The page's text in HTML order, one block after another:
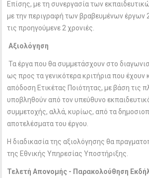
Επίσης, με τη συνεργασία των
με την περιγραφή των βραβευμένων έργων
τις προηγούμενε 2 χρονιές.
Αξιολόγηση
Τα έργα που θα συμμετάσχουν στο
ως προς τα γενικότερα κριτήρια που έχουν
απόδοση Ετικέτας Ποιότητας, με βάση τις
υποβληθούν από τον υπεύθυνο
συμμετοχής, αλλά, κυρίως, από τα
αποτελέσματα του έργου.
Η διαδικασία της αξιολόγησης θα
της Εθνικής Υπηρεσίας Υποστήριξης.
Τελετή Απονομής - Παρακολούθηση